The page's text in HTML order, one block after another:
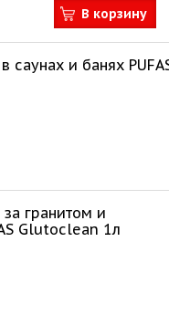
В корзину
саунах и банях
гранитом и
Glutoclean 1л